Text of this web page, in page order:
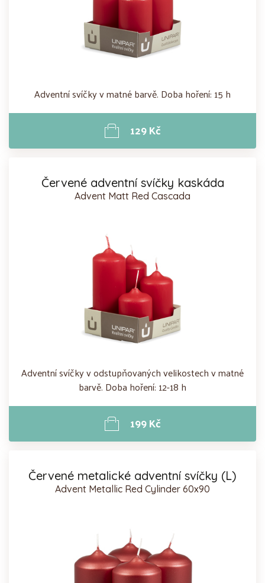
Adventní svíčky v matné barvě. Doba hoření: 15 h
129 Kč
Červené adventní svíčky kaskáda
Advent Matt Red Cascada
Adventní svíčky v odstupňovaných velikostech v matné
barvě. Doba hoření: 12-18 h
199 Kč
Červené metalické adventní svíčky (L)
Advent Metallic Red Cylinder 60x90